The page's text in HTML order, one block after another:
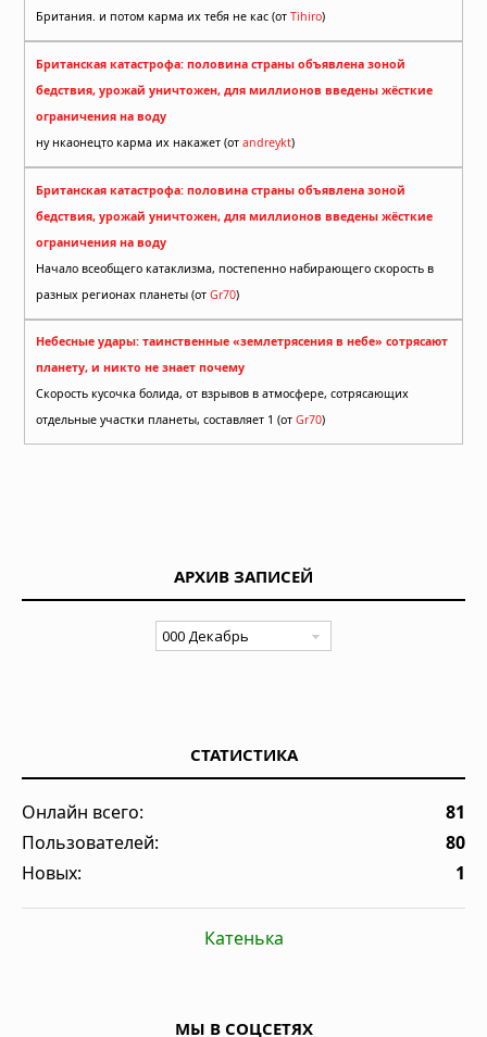
Британия. и потом карма их тебя не кас (от Tihiro)
Британская катастрофа: половина страны объявлена зоной
бедствия, урожай уничтожен, для миллионов введены жёсткие
ограничения на воду
ну нкаонецто карма их накажет (от andreykt)
Британская катастрофа: половина страны объявлена зоной
бедствия, урожай уничтожен, для миллионов введены жёсткие
ограничения на воду
Начало всеобщего катаклизма, постепенно набирающего скорость в
разных регионах планеты (от Gr70)
Небесные удары: таинственные «землетрясения в небе» сотрясают
планету, и никто не знает почему
Скорость кусочка болида, от взрывов в атмосфере, сотрясающих
отдельные участки планеты, составляет 1 (от Gr70)
АРХИВ ЗАПИСЕЙ
СТАТИСТИКА
Онлайн всего:
81
Пользователей:
80
Новых:
1
Катенька
МЫ В СОЦСЕТЯХ